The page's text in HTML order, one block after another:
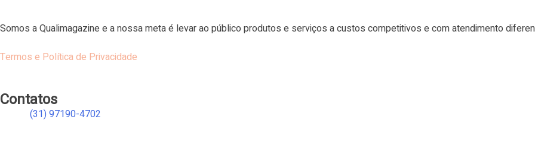
Somos a Qualimagazine e a nossa meta é levar ao público produtos e serviços a custos competitivos e com atendimento
Termos e Política de Privacidade
Contatos
(31) 97190-4702